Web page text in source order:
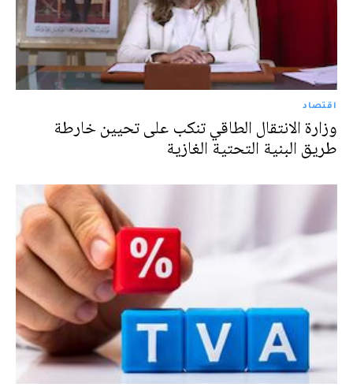
اقتصاد
وزارة الانتقال الطاقي تنكب على تحيين خارطة
طريق البنية التحتية الغازية